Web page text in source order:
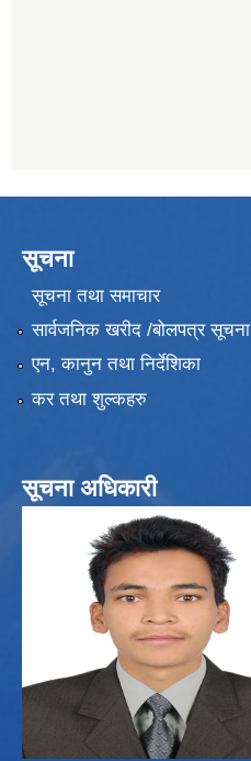
सूचना
सूचना तथा समाचार
सार्वजनिक खरीद /बोलपत्र सूचना
एन, कानुन तथा निर्देशिका
कर तथा शुल्कहरु
सूचना अधिकारी